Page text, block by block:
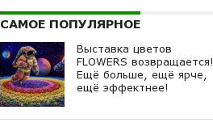
САМОЕ ПОПУЛЯРНОЕ
Выставка цветов
FLOWERS возвращается!
Ещё больше, ещё ярче,
ещё эффектнее!